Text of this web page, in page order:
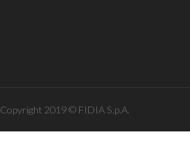
Copyright 2019 © FIDIA S.p.A.